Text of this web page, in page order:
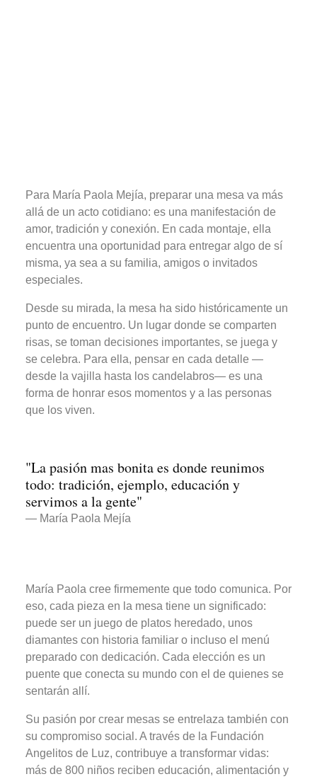
Para María Paola Mejía, preparar una mesa va más
allá de un acto cotidiano: es una manifestación de
amor, tradición y conexión. En cada montaje, ella
encuentra una oportunidad para entregar algo de sí
misma, ya sea a su familia, amigos o invitados
especiales.
Desde su mirada, la mesa ha sido históricamente un
punto de encuentro. Un lugar donde se comparten
risas, se toman decisiones importantes, se juega y
se celebra. Para ella, pensar en cada detalle —
desde la vajilla hasta los candelabros— es una
forma de honrar esos momentos y a las personas
que los viven.
"La pasión mas bonita es donde reunimos
todo: tradición, ejemplo, educación y
servimos a la gente"
— María Paola Mejía
María Paola cree firmemente que todo comunica. Por
eso, cada pieza en la mesa tiene un significado:
puede ser un juego de platos heredado, unos
diamantes con historia familiar o incluso el menú
preparado con dedicación. Cada elección es un
puente que conecta su mundo con el de quienes se
sentarán allí.
Su pasión por crear mesas se entrelaza también con
su compromiso social. A través de la Fundación
Angelitos de Luz, contribuye a transformar vidas:
más de 800 niños reciben educación, alimentación y